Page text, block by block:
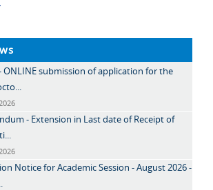
ONLINE submission of application for the
- Extension in Last date of Receipt of
Notice for Academic Session - August 2026 -